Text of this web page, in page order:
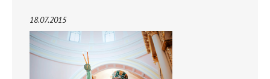
18.07.2015